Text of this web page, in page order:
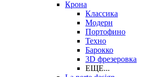
Крона
Классика
Модерн
Портофино
Техно
Барокко
3D фрезеровка
ЕЩЕ...